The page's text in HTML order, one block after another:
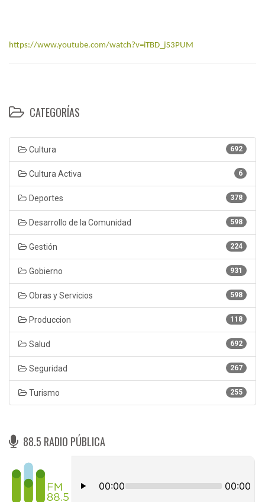
https://www.youtube.com/watch?v=iTBD_jS3PUM
CATEGORÍAS
692
Cultura
6
Cultura Activa
378
Deportes
598
Desarrollo de la Comunidad
224
Gestión
931
Gobierno
598
Obras y Servicios
118
Produccion
692
Salud
267
Seguridad
255
Turismo
88.5 RADIO PÚBLICA